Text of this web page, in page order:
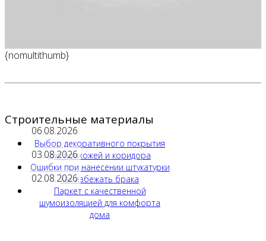
{nomultithumb}
Строительные материалы
06.08.2026
Выбор декоративного покрытия
для прихожей и коридора
03.08.2026
Ошибки при нанесении штукатурки
как избежать брака
02.08.2026
Паркет с качественной
шумоизоляцией для комфорта
дома